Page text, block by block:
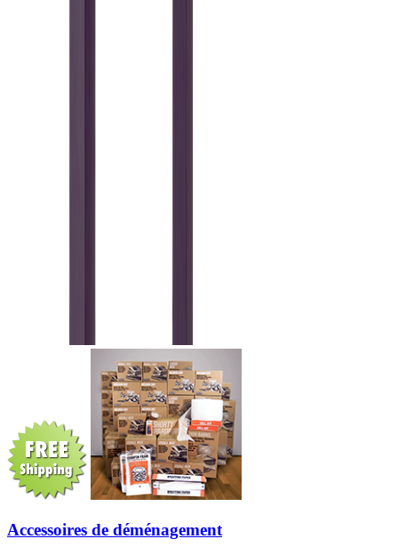
Accessoires de déménagement